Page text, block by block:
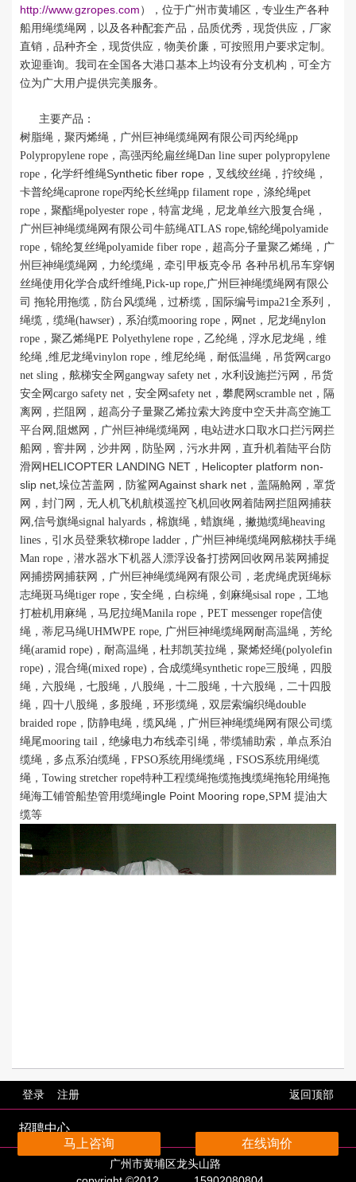
http://www.gzropes.com ）， 位于广州市黄埔区，专业生产各种
船用绳缆绳网，以及各种配套产品，品质优秀，现货供应， 厂家
直销，品种齐全，现货供应，物美价廉，可按照用户要求定制。
欢迎垂询。我司在全国各大港口基本上均设有分支机构，可全方
位为广大用户提供完美服务。
主要产品：
树脂绳，聚丙烯绳，广州巨神绳缆绳网有限公司丙纶绳pp
Polypropylene rope，高强丙纶扁丝绳Dan line super polypropylene
rope，化学纤维绳Synthetic fiber rope ，叉线绞丝绳，拧绞绳，
卡普纶绳caprone rope丙纶长丝绳pp filament rope，涤纶绳pet
rope，聚酯绳polyester rope，特富龙绳，尼龙单丝六股复合绳，
广州巨神绳缆绳网有限公司牛筋绳ATLAS rope,锦纶绳polyamide
rope，锦纶复丝绳polyamide fiber rope，超高分子量聚乙烯绳，广
州巨神绳缆绳网，力纶缆绳， 牵引甲板克令吊 各种吊机吊车穿钢
丝绳使用化学合成纤维绳,Pick-up rope,广州巨神绳缆绳网有限公
司 拖轮用拖缆，防台风缆绳，过桥缆，国际编号impa21全系列，
绳缆，缆绳(hawser)，系泊缆mooring rope，网net，尼龙绳nylon
rope，聚乙烯绳PE Polyethylene rope，乙纶绳，浮水尼龙绳，维
纶绳 ,维尼龙绳vinylon rope，维尼纶绳，耐低温绳，吊货网cargo
net sling，舷梯安全网gangway safety net，水利设施拦污网，吊货
安全网cargo safety net，安全网safety net，攀爬网scramble net，隔
离网，拦阻网，超高分子量聚乙烯拉索大跨度中空天井高空施工
平台网,阻燃网，广州巨神绳缆绳网，电站进水口取水口拦污网拦
船网，窨井网，沙井网，防坠网，污水井网，直升机着陆平台防
滑网 HELICOPTER LANDING NET ， Helicopter platform non-
slip net ,垛位苫盖网，防鲨网 Against shark net ， 盖隔舱网，罩货
网，封门网， 无人机飞机航模遥控飞机回收网着陆网拦阻网捕获
网, 信号旗绳signal halyards，棉旗绳，蜡旗绳，撇抛缆绳heaving
lines，引水员登乘软梯rope ladder，广州巨神绳缆绳网舷梯扶手绳
Man rope，潜水器水下机器人漂浮设备打捞网回收网吊装网捕捉
网捕捞网捕获网，广州巨神绳缆绳网有限公司，老虎绳虎斑绳标
志绳斑马绳tiger rope，安全绳，白棕绳，剑麻绳sisal rope，工地
打桩机用麻绳，马尼拉绳Manila rope，PET messenger rope信使
绳，蒂尼马绳UHMWPE rope, 广州巨神绳缆绳网耐高温绳，芳纶
绳(aramid rope)，耐高温绳，杜邦凯芙拉绳，聚烯烃绳(polyolefin
rope)，混合绳(mixed rope)，合成缆绳synthetic rope三股绳，四股
绳，六股绳，七股绳，八股绳，十二股绳，十六股绳，二十四股
绳，四十八股绳，多股绳，环形缆绳，双层索编织绳double
braided rope，防静电绳，缆风绳，广州巨神绳缆绳网有限公司缆
绳尾mooring tail，绝缘电力布线牵引绳，带缆辅助索，单点系泊
缆绳，多点系泊缆绳，FPSO系统用绳缆绳，FSOS系统用绳缆
绳，Towing stretcher rope特种工程缆绳拖缆拖拽缆绳拖轮用绳拖
绳海工铺管船垫管用缆绳ingle Point Mooring rope ,SPM 提油大
缆等
马上咨询 在线询价
登录 注册 返回顶部
招聘中心
广州市黄埔区龙头山路